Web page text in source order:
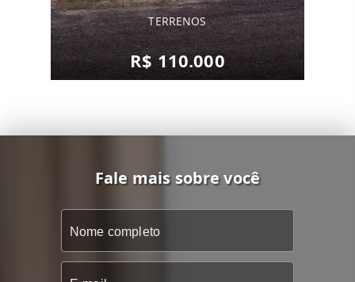
TERRENOS
R$ 110.000
Fale mais sobre você